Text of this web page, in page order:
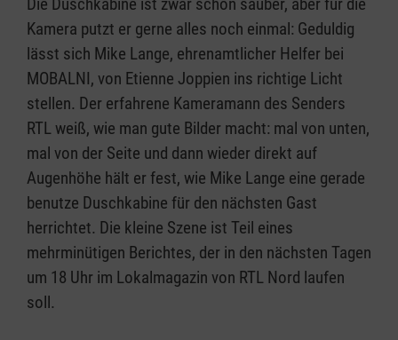
Kamera putzt er gerne alles noch einmal: Geduldig
lässt sich Mike Lange, ehrenamtlicher Helfer bei
MOBALNI, von Etienne Joppien ins richtige Licht
stellen. Der erfahrene Kameramann des Senders
RTL weiß, wie man gute Bilder macht: mal von unten,
mal von der Seite und dann wieder direkt auf
Augenhöhe hält er fest, wie Mike Lange eine gerade
benutze Duschkabine für den nächsten Gast
herrichtet. Die kleine Szene ist Teil eines
mehrminütigen Berichtes, der in den nächsten Tagen
um 18 Uhr im Lokalmagazin von RTL Nord laufen
soll.